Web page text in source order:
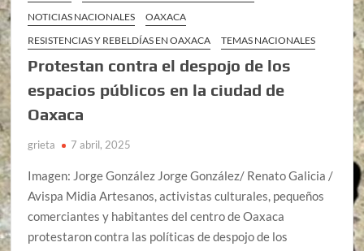
NOTICIAS NACIONALES
OAXACA
RESISTENCIAS Y REBELDÍAS EN OAXACA
TEMAS NACIONALES
Protestan contra el despojo de los
espacios públicos en la ciudad de
Oaxaca
grieta 7 abril, 2025
Imagen: Jorge González Jorge González/ Renato Galicia /
Avispa Midia Artesanos, activistas culturales, pequeños
comerciantes y habitantes del centro de Oaxaca
protestaron contra las políticas de despojo de los